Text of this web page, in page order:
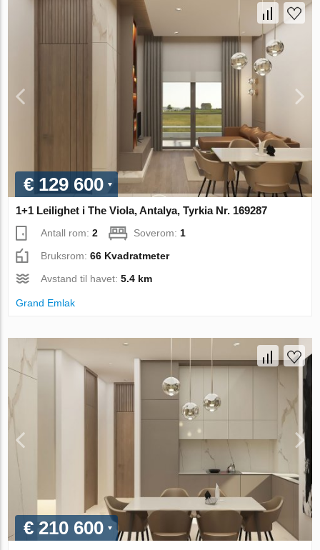
€ 129 600
1+1 Leilighet i The Viola, Antalya, Tyrkia Nr. 169287
Antall rom:2 Soverom:1
Bruksrom:66 Kvadratmeter
Avstand til havet:5.4 km
Grand Emlak
€ 210 600